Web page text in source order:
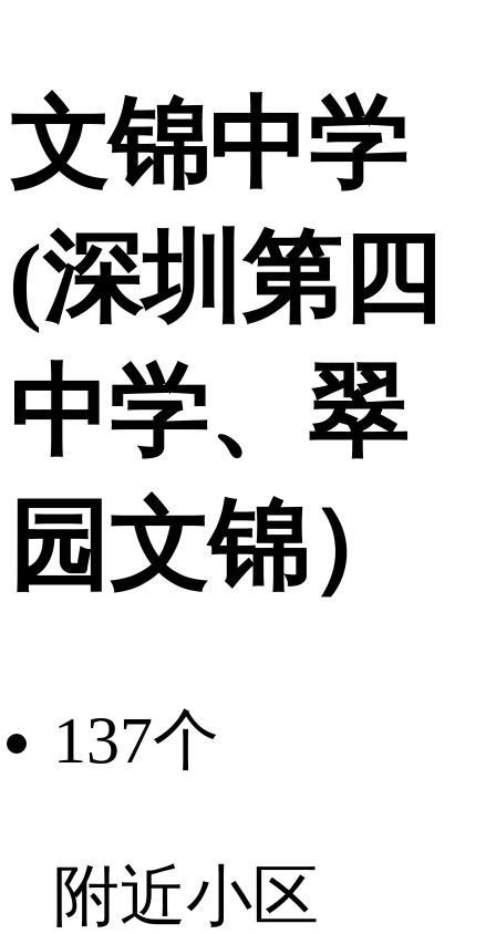
文锦中学
(深圳第四
中学、翠
园文锦）
137个
附近小区